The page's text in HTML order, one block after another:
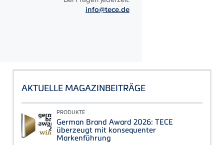
info@tece.de
AKTUELLE MAGAZINBEITRÄGE
PRODUKTE
German Brand Award 2026: TECE
überzeugt mit konsequenter
Markenführung